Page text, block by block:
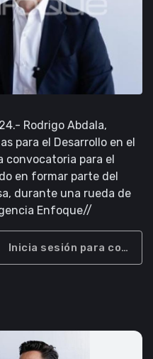
Rodrigo Abdala,
para el Desarrollo en el
convocatoria para el
en formar parte del
durante una rueda de
Enfoque//
Inicia sesión para